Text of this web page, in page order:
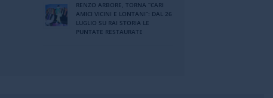
RENZO ARBORE, TORNA “CARI
AMICI VICINI E LONTANI”: DAL 26
LUGLIO SU RAI STORIA LE
PUNTATE RESTAURATE